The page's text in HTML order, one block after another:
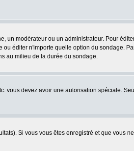
modérateur ou un administrateur. Pour
éditer n'importe quelle option du sondage.
au milieu de la durée du sondage.
vous devez avoir une autorisation spéciale.
Si vous vous êtes enregistré et que vous